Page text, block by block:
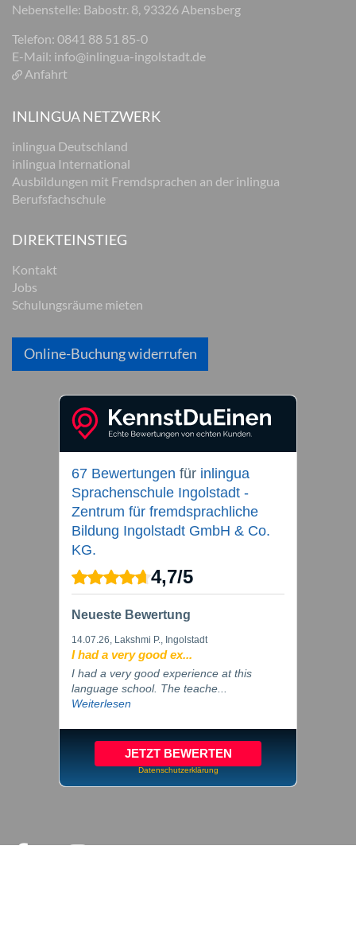
Nebenstelle: Babostr. 8, 93326 Abensberg
Telefon: 0841 88 51 85-0
E-Mail: info@inlingua-ingolstadt.de
Anfahrt
INLINGUA NETZWERK
inlingua Deutschland
inlingua International
Ausbildungen mit Fremdsprachen an der inlingua
Berufsfachschule
DIREKTEINSTIEG
Kontakt
Jobs
Schulungsräume mieten
Online-Buchung widerrufen
67 Bewertungen für inlingua
Sprachenschule Ingolstadt -
Zentrum für fremdsprachliche
Bildung Ingolstadt GmbH & Co.
KG.
4,7/5
Neueste Bewertung
14.07.26, Lakshmi P., Ingolstadt
I had a very good ex...
I had a very good experience at this
language school. The teache...
Weiterlesen
JETZT BEWERTEN
Datenschutzerklärung